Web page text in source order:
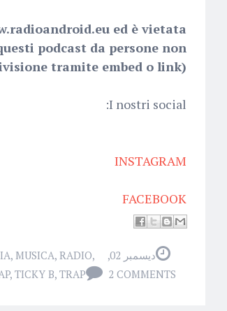
ed è vietata
podcast da persone non
tramite embed o link).
I nostri social:
INSTAGRAM
FACEBOOK
ديسمبر 02, 2019 , MUSICA, RADIO,
, TICKY B, TRAP 2 COMMENTS